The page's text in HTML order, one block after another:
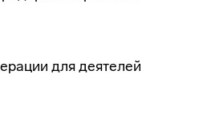
для деятелей